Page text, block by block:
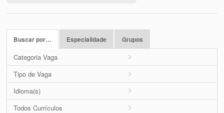
Buscar por… Especialidade Grupos
Categoria Vaga
Tipo de Vaga
Idioma(s)
Todos Currículos